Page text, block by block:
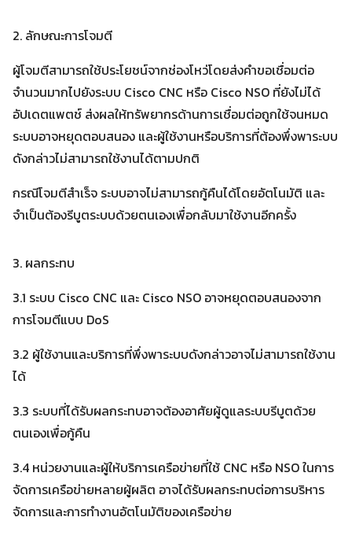
Search
for:
Search
2. ลักษณะการโจมตี
ผู้โจมตีสามารถใช้ประโยชน์จากช่องโหว่โดยส่งคำขอเชื่อมต่อ
จำนวนมากไปยังระบบ Cisco CNC หรือ Cisco NSO ที่ยังไม่ได้
อัปเดตแพตช์ ส่งผลให้ทรัพยากรด้านการเชื่อมต่อถูกใช้จนหมด
ระบบอาจหยุดตอบสนอง และผู้ใช้งานหรือบริการที่ต้องพึ่งพาระบบ
ดังกล่าวไม่สามารถใช้งานได้ตามปกติ
กรณีโจมตีสำเร็จ ระบบอาจไม่สามารถกู้คืนได้โดยอัตโนมัติ และ
จำเป็นต้องรีบูตระบบด้วยตนเองเพื่อกลับมาใช้งานอีกครั้ง
3. ผลกระทบ
3.1 ระบบ Cisco CNC และ Cisco NSO อาจหยุดตอบสนองจาก
การโจมตีแบบ DoS
3.2 ผู้ใช้งานและบริการที่พึ่งพาระบบดังกล่าวอาจไม่สามารถใช้งาน
ได้
3.3 ระบบที่ได้รับผลกระทบอาจต้องอาศัยผู้ดูแลระบบรีบูตด้วย
ตนเองเพื่อกู้คืน
3.4 หน่วยงานและผู้ให้บริการเครือข่ายที่ใช้ CNC หรือ NSO ในการ
จัดการเครือข่ายหลายผู้ผลิต อาจได้รับผลกระทบต่อการบริหาร
จัดการและการทำงานอัตโนมัติของเครือข่าย